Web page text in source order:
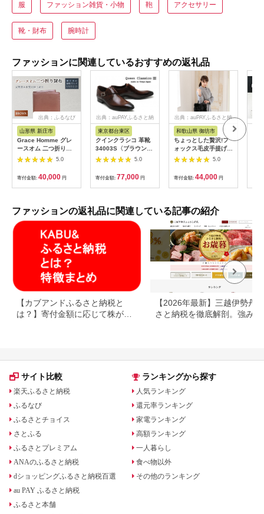
服 ファッション雑貨・小物 鞄 アクセサリー
靴・財布 腕時計
ファッションに関連しているおすすめの返礼品
出典：ふるなび
山形県 新庄市
Grace Homme グレ
ースオム 二つ折り財
布/ブラウン 入学祝い
卒業祝い 就職祝い 退
職祝い 贈り物 贈答 ギ
フト 人気 誕生日 プレ
ゼント 母の日 父の日
0620
5.0
寄付金額: 40,000 円
出典：auPAYふるさと納
東京都台東区
クインクラシコ 革靴
34003S〈ブラウン〉
(サイズ：26.0cm)
5.0
寄付金額: 77,000 円
出典：auPAYふるさと納
和歌山県 御坊市
ちょっとした贅沢!フ
ォックス毛皮手提げバ
ッグ ブラック
5.0
寄付金額: 44,000 円
ファッションの返礼品に関連している記事の紹介
【カブアンドふるさと納税と
は？】寄付金額に応じて株がも
【2026年最新】三越伊勢丹
さと納税を徹底解剖。強みと
サイト比較
楽天ふるさと納税
ふるなび
ふるさとチョイス
さとふる
ふるさとプレミアム
ANAのふるさと納税
dショッピングふるさと納税百選
au PAY ふるさと納税
ふるさと本舗
ランキングから探す
人気ランキング
還元率ランキング
家電ランキング
高額ランキング
一人暮らし
食べ物以外
その他のランキング